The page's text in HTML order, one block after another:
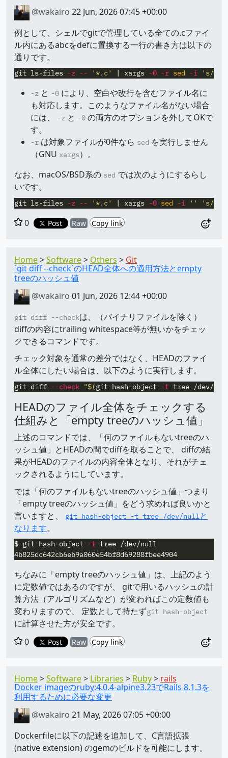
@wakairo 22 Jun, 2026 07:45 +00:00
例として、シェルでgitで管理している全ての.cファイ
ル内にあるabcをdefに置換する一行の書き方は以下の
通りです。
git ls-files -z -- '*.c' | xargs -0 -r sed -i 's/
-z と -0 により、空白や改行を含むファイル名に
も対応します。このようなファイル名がない場合
には、
-z と -0 の両方のオプションを外してOKで
す。
-r は対象ファイルが0件なら sed を実行しません
（GNU xargs）。
なお、macOS/BSD系の sed では次のようにするらし
いです。
git ls-files -z -- '*.c' | xargs -0 sed -i '' 's/
0 Post Raw Copy link
Home Software Others Git
`git diff --check`のHEAD全体への適用方法とempty
treeのハッシュ値
@wakairo 01 Jun, 2026 12:44 +00:00
git diff --checkは、（バイナリファイルを除く）
diffの内容にtrailing whitespace等が無いかをチェッ
クできるコマンドです。
チェック対象を通常の差分ではなく、HEADのファイ
ル全体にしたい場合は、以下のように実行します。
git diff --check "$(git hash-object -t tree /dev/
HEADのファイル全体をチェックする
仕組みと「empty treeのハッシュ値」
上述のコマンドでは、「何のファイルもないtreeのハ
ッシュ値」とHEADの間でdiffを取ることで、 diffの結
果がHEADのファイルの内容全体となり、それがチェ
ックされるようにしています。
では「何のファイルもないtreeのハッシュ値」つまり
「empty treeのハッシュ値」をどう求めれば良いかと
言いますと、
git hash-object -t tree /dev/null と
なります。
$ git hash-object -t tree /dev/null
ちなみに「empty treeのハッシュ値」は、上記のよう
に定数値ではあるのですが、 gitで用いるハッシュの計
算方法（アルゴリズムなど）が変わればこの定数値も
変わりますので、 定数として持たずgit hash-object
に計算させた方が安全です。
0
Post Raw Copy link
Home Software Libraries Ruby rails
Docker imageのruby:4.0.4-alpine3.23でRails 8.1.3を
利用するために必要な変更
@wakairo 21 May, 2026 07:05 +00:00
Dockerfileに以下の記述を追加して、C言語拡張
(native extension) のgemのビルドを可能にします。